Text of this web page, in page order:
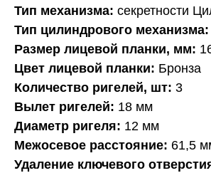
Тип механизма: секретности
Тип цилиндрового механизма:
Размер лицевой планки, мм:
Цвет лицевой планки: Бронза
Количество ригелей, шт: 3
Вылет ригелей: 18 мм
Диаметр ригеля: 12 мм
Межосевое расстояние: 61,5
Удаление ключевого